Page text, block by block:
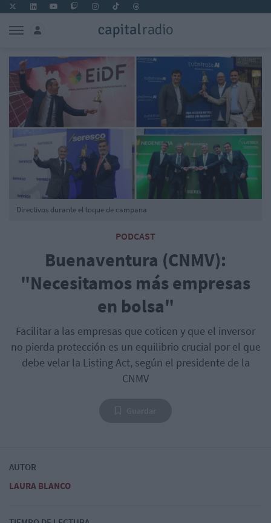
PODCAST
Buenaventura (CNMV):
"Necesitamos más empresas
en bolsa"
Facilitar a las empresas que coticen y que el inversor
no pierda protección es un equilibrio crucial por el que
debe velar la Listing Act, según el presidente de la
CNMV
Directivos durante el toque de campana
AUTOR
LAURA BLANCO